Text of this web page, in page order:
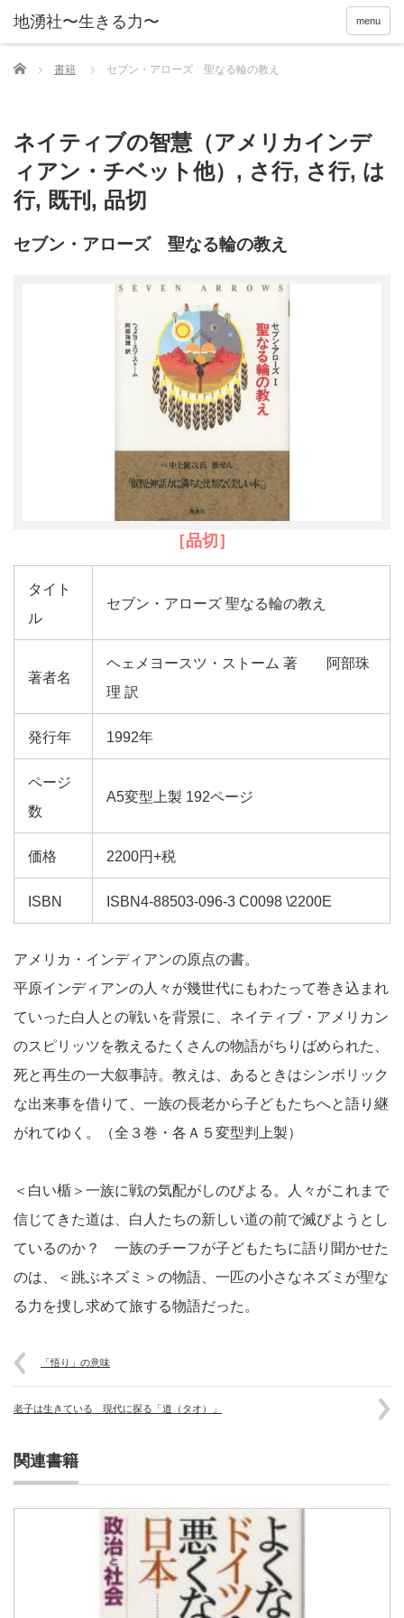
menu
Home 書籍 セブン・アローズ 聖なる輪の教え
ネイティブの智慧（アメリカインデ
ィアン・チベット他） , さ行, さ行, は
行, 既刊 , 品切
セブン・アローズ 聖なる輪の教え
［品切］
タイト
ル
セブン・アローズ 聖なる輪の教え
著者名
ヘェメヨースツ・ストーム 著 阿部珠
理 訳
発行年 1992年
ページ
数
A5変型上製 192ページ
価格 2200円+税
ISBN ISBN4-88503-096-3 C0098 \2200E
アメリカ・インディアンの原点の書。
平原インディアンの人々が幾世代にもわたって巻き込まれ
ていった白人との戦いを背景に、ネイティブ・アメリカン
のスピリッツを教えるたくさんの物語がちりばめられた、
死と再生の一大叙事詩。教えは、あるときはシンボリック
な出来事を借りて、一族の長老から子どもたちへと語り継
がれてゆく。（全３巻・各Ａ５変型判上製）
＜白い楯＞一族に戦の気配がしのびよる。人々がこれまで
信じてきた道は、白人たちの新しい道の前で滅びようとし
ているのか？ 一族のチーフが子どもたちに語り聞かせた
のは、＜跳ぶネズミ＞の物語、一匹の小さなネズミが聖な
る力を捜し求めて旅する物語だった。
「悟り」の意味
老子は生きている 現代に探る「道（タオ）」
関連書籍